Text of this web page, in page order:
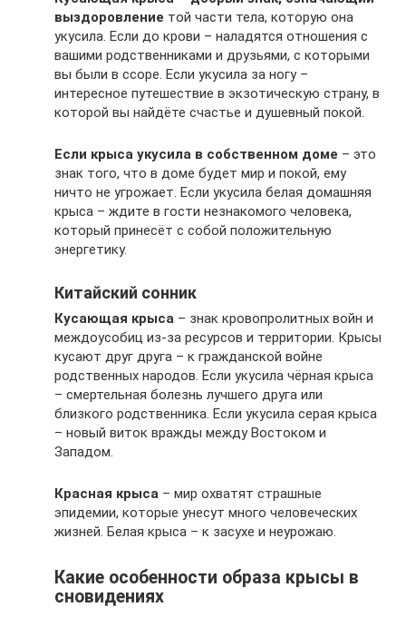
выздоровление той части тела, которую она
укусила. Если до крови – наладятся отношения с
вашими родственниками и друзьями, с которыми
вы были в ссоре. Если укусила за ногу –
интересное путешествие в экзотическую страну, в
которой вы найдёте счастье и душевный покой.
Если крыса укусила в собственном доме – это
знак того, что в доме будет мир и покой, ему
ничто не угрожает. Если укусила белая домашняя
крыса – ждите в гости незнакомого человека,
который принесёт с собой положительную
энергетику.
Китайский сонник
Кусающая крыса – знак кровопролитных войн и
междоусобиц из-за ресурсов и территории. Крысы
кусают друг друга – к гражданской войне
родственных народов. Если укусила чёрная крыса
– смертельная болезнь лучшего друга или
близкого родственника. Если укусила серая крыса
– новый виток вражды между Востоком и
Западом.
Красная крыса – мир охватят страшные
эпидемии, которые унесут много человеческих
жизней. Белая крыса – к засухе и неурожаю.
Какие особенности образа крысы в
сновидениях